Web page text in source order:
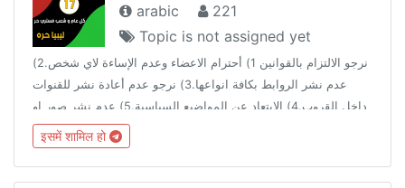
arabic
221
Topic is not assigned yet
نرجو الالتزام بالقوانين 1) أحترام الاعضاء وعدم الإساءة لاي شخص.2)
عدم نشر الروابط بكافة انواعها.3) نرجو عدم أعادة نشر للقنوات
داخل القروب.4) الابتعاد عن المواضيع السياسية.5) عدم نشر صور او
इसमें शामिल हो